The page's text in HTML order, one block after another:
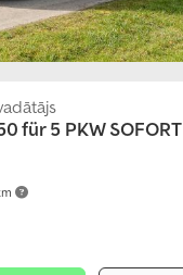
für 5 PKW SOFORT